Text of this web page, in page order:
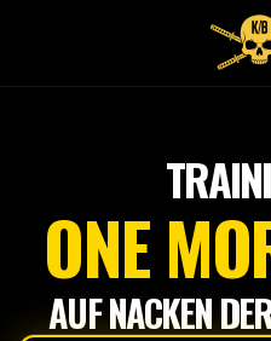
to
ONE
AUF NACKEN